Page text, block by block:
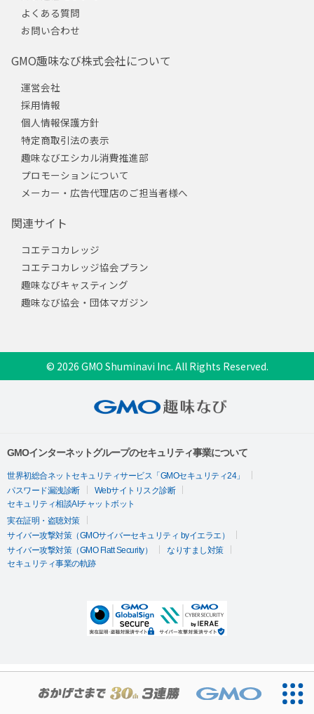
よくある質問
お問い合わせ
GMO趣味なび株式会社について
運営会社
採用情報
個人情報保護方針
特定商取引法の表示
趣味なびエシカル消費推進部
プロモーションについて
メーカー・広告代理店のご担当者様へ
関連サイト
コエテコカレッジ
コエテコカレッジ協会プラン
趣味なびキャスティング
趣味なび協会・団体マガジン
© 2026 GMO Shuminavi Inc. All Rights Reserved.